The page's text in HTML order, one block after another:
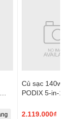
Củ sạc 140w
PODIX 5-in-1
2.119.000₫